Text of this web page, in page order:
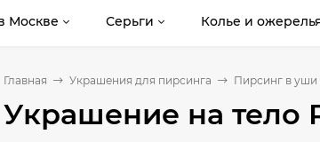
Москве Серьги Колье и
Главная Украшения для пирсинга Пирсинг в уши
Украшение на тело